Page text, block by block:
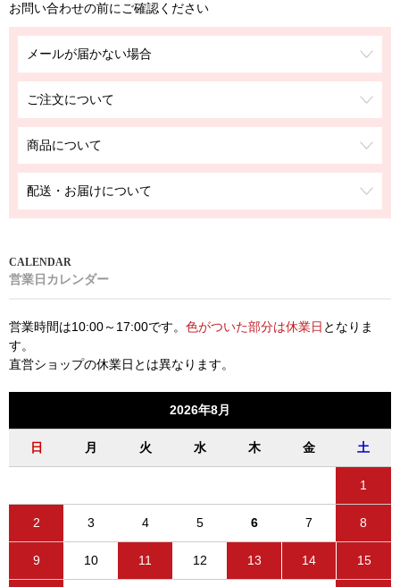
お問い合わせの前にご確認ください
メールが届かない場合
ご注文について
商品について
配送・お届けについて
営業日カレンダー
営業時間は10:00～17:00です。 色がついた部分は休業日 となりま
す。
直営ショップの休業日とは異なります。
2026年8月
日 月 火 水 木 金 土
1
2 3 4 5 6 7 8
9 10 11 12 13 14 15